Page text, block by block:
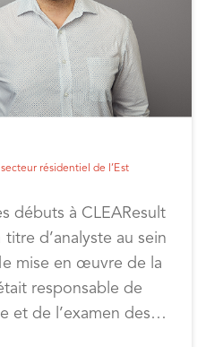
californien Demand
chez Olivine,
programme DSGS
Commission,
d’agrégation de
500 MW. À LUMA
il a lancé les
matière de gestion de
électriques,
et de mesurage
afin de réduire
production
résidentiel de l’Est
débuts à CLEAResult
d’analyste au sein
mise en œuvre de la
responsable de
et de l’examen des